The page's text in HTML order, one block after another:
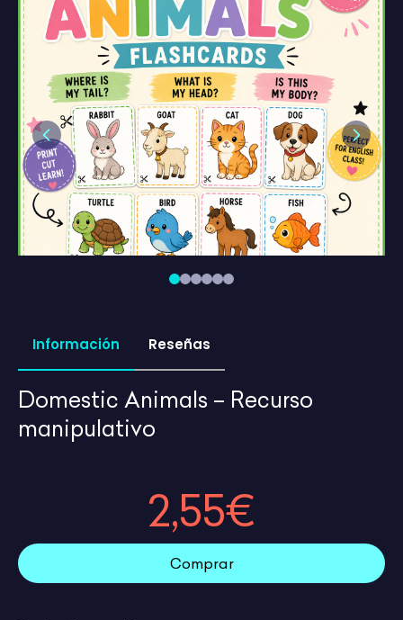
Previous Next
Información Reseñas
Domestic Animals – Recurso
manipulativo
2,55€
Comprar